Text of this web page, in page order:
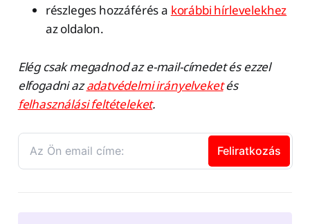
részleges hozzáférés a korábbi hírlevelekhez
az oldalon.
Elég csak megadnod az e-mail-címedet és ezzel
elfogadni azadatvédelmi irányelveketés
felhasználási feltételeket.